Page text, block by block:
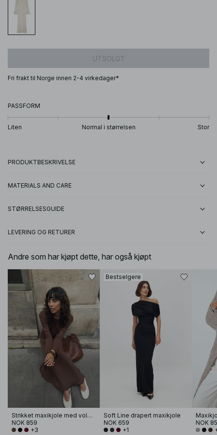
UTSOLGT
Fri frakt til Norge innen 2-4 virkedager*
PASSFORM
Liten Normal i størrelsen Stor
PRODUKTBESKRIVELSE
MATERIALS AND CARE
STØRRELSESGUIDE
LEVERING OG RETURER
Andre som har kjøpt dette, har også kjøpt
Strikket maxikjole med volanger og rund hals
NOK 859
+3
Bestselgere
Soft Line drapert maxikjole
NOK 659
+1
NOK